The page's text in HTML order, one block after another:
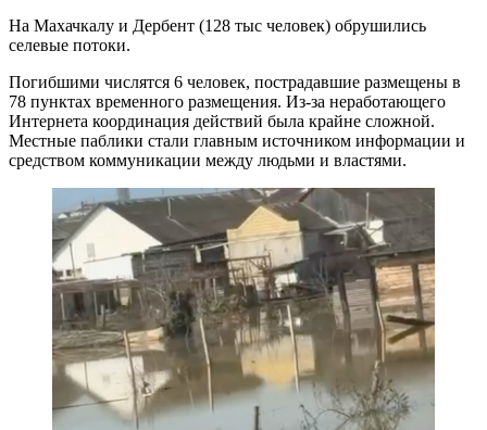
На Махачкалу и Дербент (128 тыс человек) обрушились
селевые потоки.
Погибшими числятся 6 человек, пострадавшие размещены в
78 пунктах временного размещения. Из-за неработающего
Интернета координация действий была крайне сложной.
Местные паблики стали главным источником информации и
средством коммуникации между людьми и властями.